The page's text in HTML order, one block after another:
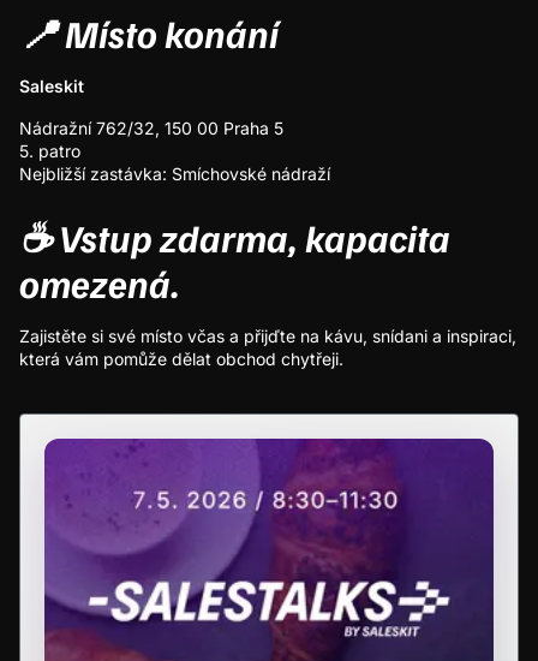
📍 Místo konání
Saleskit
Nádražní 762/32, 150 00 Praha 5
5. patro
Nejbližší zastávka: Smíchovské nádraží
​☕Vstup zdarma, kapacita
omezená.
​Zajistěte si své místo včas a přijďte na kávu, snídani a inspiraci,
která vám pomůže dělat obchod chytřeji.